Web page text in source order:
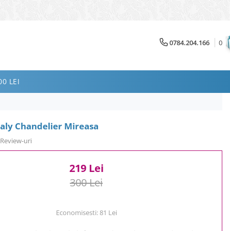
0784.204.166 0
LEI
Chandelier Mireasa
uri
219 Lei
300 Lei
Economisesti:81 Lei